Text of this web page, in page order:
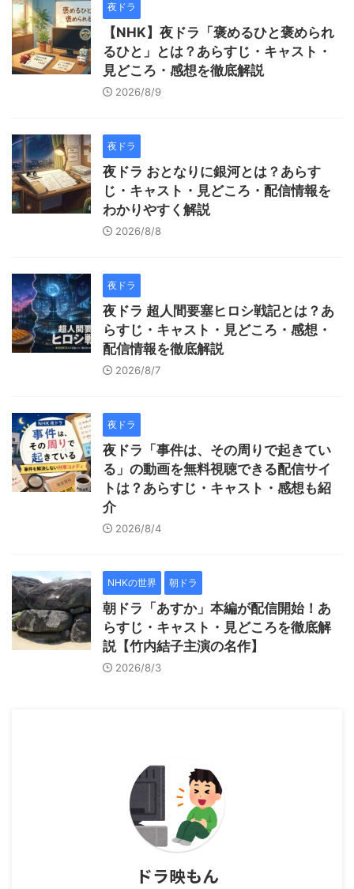
夜ドラ
【NHK】夜ドラ「褒めるひと褒められ
るひと」とは？あらすじ・キャスト・
見どころ・感想を徹底解説
2026/8/9
夜ドラ
夜ドラ おとなりに銀河とは？あらす
じ・キャスト・見どころ・配信情報を
わかりやすく解説
2026/8/8
夜ドラ
夜ドラ 超人間要塞ヒロシ戦記とは？あ
らすじ・キャスト・見どころ・感想・
配信情報を徹底解説
2026/8/7
夜ドラ
夜ドラ「事件は、その周りで起きてい
る」の動画を無料視聴できる配信サイ
トは？あらすじ・キャスト・感想も紹
介
2026/8/4
NHKの世界 朝ドラ
朝ドラ「あすか」本編が配信開始！あ
らすじ・キャスト・見どころを徹底解
説【竹内結子主演の名作】
2026/8/3
ドラ映もん